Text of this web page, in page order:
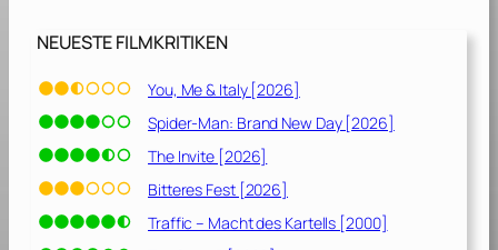
e
[
0
0
7
NEUESTE FILMKRITIKEN
You, Me & Italy [2026]
Spider-Man: Brand New Day [2026]
The Invite [2026]
Bitteres Fest [2026]
Traffic – Macht des Kartells [2000]